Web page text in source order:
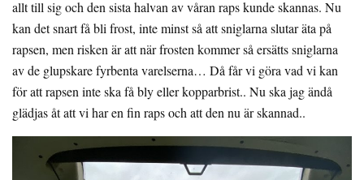
allt till sig och den sista halvan av våran raps kunde skannas. Nu
kan det snart få bli frost, inte minst så att sniglarna slutar äta på
rapsen, men risken är att när frosten kommer så ersätts sniglarna
av de glupskare fyrbenta varelserna… Då får vi göra vad vi kan
för att rapsen inte ska få bly eller kopparbrist.. Nu ska jag ändå
glädjas åt att vi har en fin raps och att den nu är skannad..